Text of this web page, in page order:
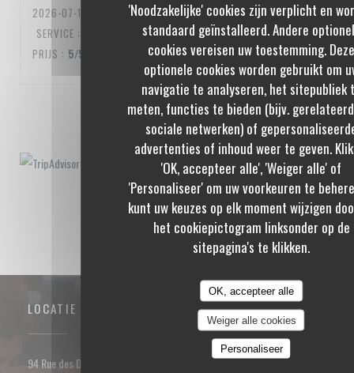
'Noodzakelijke' cookies zijn verplicht en
standaard geïnstalleerd. Andere
cookies vereisen uw toestemming. Deze
optionele cookies worden gebruikt om
navigatie te analyseren, het sitepubliek
meten, functies te bieden (bijv.
sociale netwerken) of
advertenties of inhoud weer te geven.
'OK, accepteer alle', 'Weiger alle' of
'Personaliseer' om uw voorkeuren te
kunt uw keuzes op elk moment wijzigen
het cookiepictogram linksonder op de
sitepagina's te klikken.
OK, accepteer alle
Weiger alle cookies
Personaliseer
2026-07-10
- 20:00 - GASTEN 3
SERVICE : ATMOSFEER: 5/5 KEUKEN: 5/5 KWALITEIT /
PRIJS : 5/5
1 2 3
LOCATIE
94 Rue des Dames 75017 PARIS
((opent in een nieuw venster))